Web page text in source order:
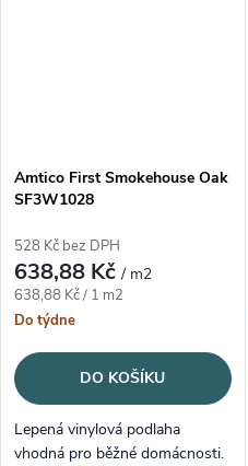
Amtico First Smokehouse Oak
SF3W1028
528 Kč bez DPH
638,88 Kč/ m2
Měrná cena:
638,88 Kč / 1 m2
Do týdne
DO KOŠÍKU
Lepená vinylová podlaha
vhodná pro běžné domácnosti.